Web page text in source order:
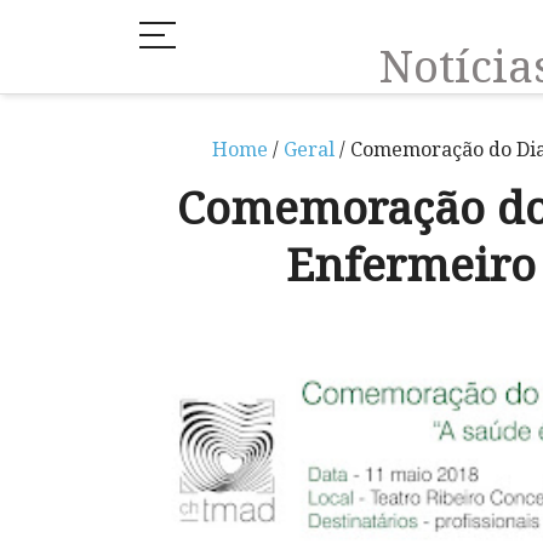
Home / Geral/ Comemoração do
Comemoração
Enfermeiro